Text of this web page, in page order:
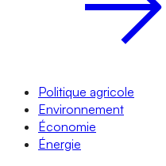
Politique agricole
Environnement
Économie
Énergie